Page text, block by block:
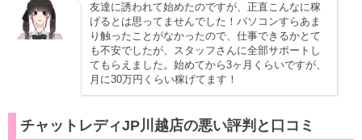
友達に誘われて始めたのですが、正直こんなに稼
げるとは思ってませんでした！パソコンすらあま
り触ったことがなかったので、仕事できるかとて
も不安でしたが、スタッフさんに全部サポートし
てもらえました。始めてから3ヶ月くらいですが、
月に30万円くらい稼げてます！
チャットレディJP川越店の悪い評判と口コミ